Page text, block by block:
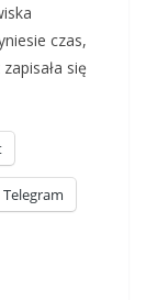
czas,
się
Telegram